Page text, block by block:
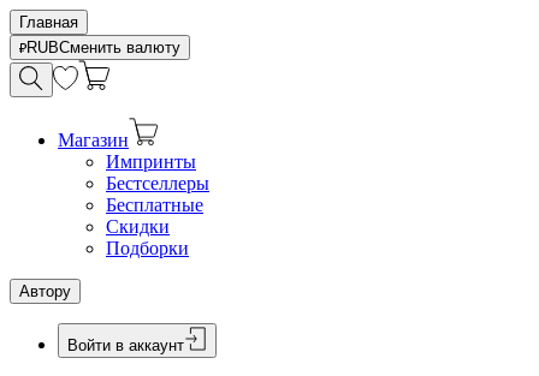
Главная
RUBСменить валюту
Магазин
Импринты
Бестселлеры
Бесплатные
Скидки
Подборки
Автору
Войти в аккаунт